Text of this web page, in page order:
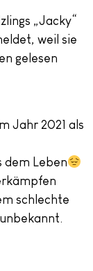
„Jacky“
weil sie
gelesen
Jahr 2021 als
dem Leben
schlechte